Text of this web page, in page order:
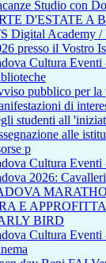
Studio con
D'ESTATE A
Digital Academy /
presso il Vostro
Cultura Eventi
pubblico per la
di
studenti all
alle
p
Cultura
2026:
E
BIRD
Cultura